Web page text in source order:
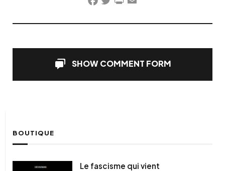
Facebook
TwitterPrintFriendly
Email
SHOW COMMENT FORM
BOUTIQUE
Le fascisme qui vient